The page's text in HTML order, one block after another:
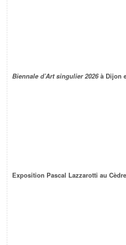
Biennale d’Art singulier 2026à Dijon
Exposition Pascal Lazzarotti au